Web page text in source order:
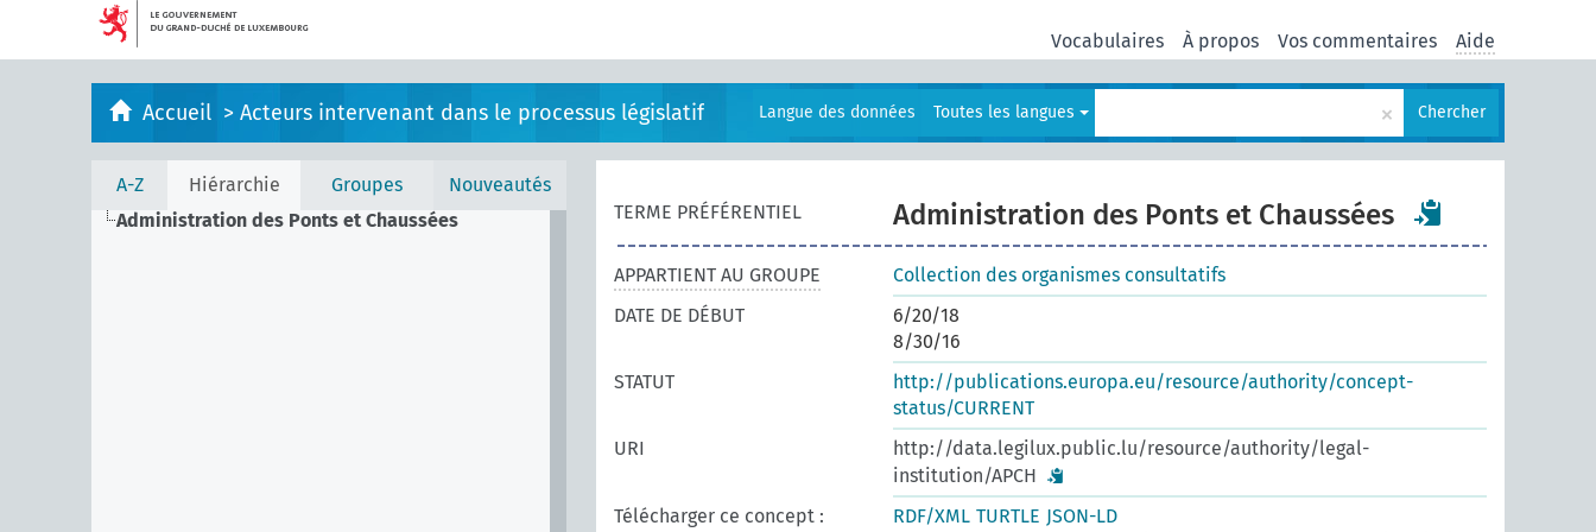
Vocabulaires À propos Vos commentaires Aide
Accueil > Acteurs intervenant dans le processus législatif Langue des données Toutes les langues × Chercher
A-Z Hiérarchie Groupes
Nouveautés
Administration des Ponts et Chaussées
TERME PRÉFÉRENTIEL Administration des Ponts et Chaussées
APPARTIENT AU GROUPE
Collection des organismes consultatifs
DATE DE DÉBUT
6/20/18
8/30/16
STATUT
http://publications.europa.eu/resource/authority/concept-
status/CURRENT
URI
http://data.legilux.public.lu/resource/authority/legal-
institution/APCH
Télécharger ce concept :
RDF/XML TURTLE JSON-LD